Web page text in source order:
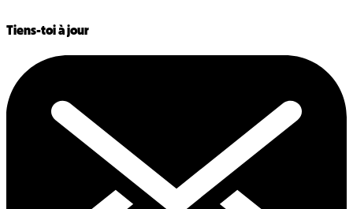
Tiens-toi à jour